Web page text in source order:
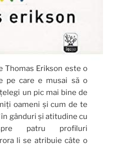
Thomas Erikson este o
pe care e musai să o
un pic mai bine de
oameni și cum de te
gânduri și atitudine cu
patru profiluri
li se atribuie câte o